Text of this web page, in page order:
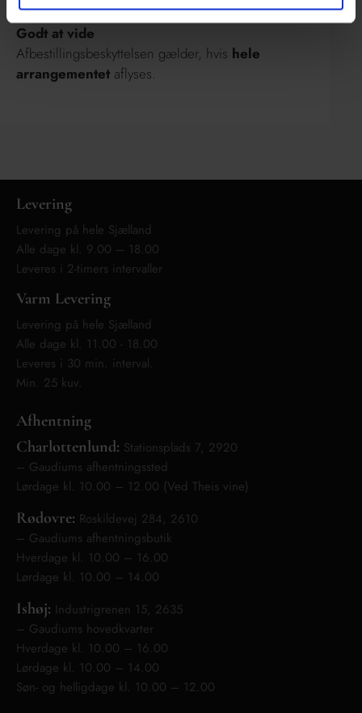
Godt at vide
Afbestillingsbeskyttelsen gælder, hvis hele
arrangementet aflyses.
Levering
Levering på hele Sjælland
Alle dage kl. 9.00 – 18.00
Leveres i 2-timers intervaller
Varm Levering
Levering på hele Sjælland
Alle dage kl. 11.00 - 18.00
Leveres i 30 min. interval.
Min. 25 kuv.
Afhentning
Charlottenlund: Stationsplads 7, 2920
– Gaudiums afhentningssted
Lørdage kl. 10.00 – 12.00 (Ved Theis vine)
Rødovre: Roskildevej 284, 2610
– Gaudiums afhentningsbutik
Hverdage kl. 10.00 – 16.00
Lørdage kl. 10.00 – 14.00
Ishøj: Industrigrenen 15, 2635
– Gaudiums hovedkvarter
Hverdage kl. 10.00 – 16.00
Lørdage kl. 10.00 – 14.00
Søn- og helligdage kl. 10.00 – 12.00